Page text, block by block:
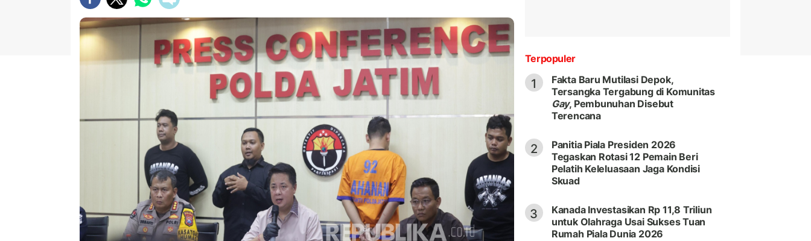
Terpopuler
1
Fakta Baru Mutilasi Depok,
Tersangka Tergabung di Komunitas
Gay, Pembunuhan Disebut
Terencana
2
Panitia Piala Presiden 2026
Tegaskan Rotasi 12 Pemain Beri
Pelatih Keleluasaan Jaga Kondisi
Skuad
3
Kanada Investasikan Rp 11,8 Triliun
untuk Olahraga Usai Sukses Tuan
Rumah Piala Dunia 2026